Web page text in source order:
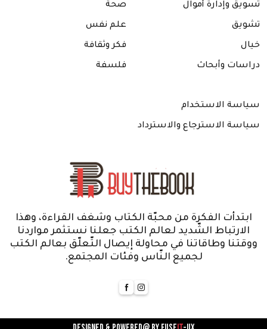
تسويق وإدارة أموال
تشويق
خيال
دراسات وأبحاث
صحة
علم نفس
فكر وثقافة
فلسفة
سياسة الاستخدام
سياسة الاسترجاع والاسترداد
ابتدأت الفكرة من محبّة الكتاب وشغف القراءة، وهذا
الارتباط الشّديد لعالم الكتب جعلنا نستثمر مواردنا
ووقتنا وطاقاتنا في محاولة إيصال التّعلّق بعالم الكتب
لجميع النّاس وفئات المجتمع.